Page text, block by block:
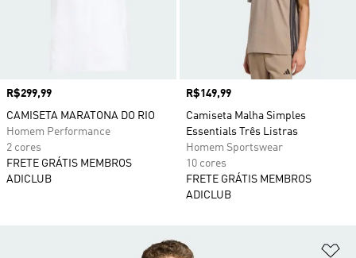
Preço
R$299,99
CAMISETA MARATONA DO RIO
Homem Performance
2 cores
FRETE GRÁTIS MEMBROS
ADICLUB
Preço
R$149,99
Camiseta Malha Simples
Essentials Três Listras
Homem Sportswear
10 cores
FRETE GRÁTIS MEMBROS
ADICLUB